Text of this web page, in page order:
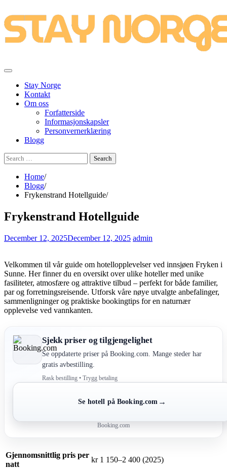
to
content
Stay Norge
Kontakt
Om oss
Forfatterside
Informasjonskapsler
Personvernerklæring
Blogg
Search
for:
Home
Blogg
Frykenstrand Hotellguide
Frykenstrand Hotellguide
December 12, 2025December 12, 2025 admin
Velkommen til vår guide om hotellopplevelser ved innsjøen Fryken i
Sunne. Her finner du en oversikt over ulike hoteller med unike
fasiliteter, atmosfære og attraktive tilbud – perfekt for både familier,
par og forretningsreisende. Utforsk våre nøye utvalgte anbefalinger,
sammenligninger og praktiske bookingtips for en naturnær
opplevelse ved vannkanten.
Sjekk priser og tilgjengelighet
Se oppdaterte priser på Booking.com. Mange steder har
gratis avbestilling.
Rask bestilling • Trygg betaling
Se hotell på Booking.com →
Booking.com
Gjennomsnittlig pris per
natt
kr 1 150–2 400 (2025)